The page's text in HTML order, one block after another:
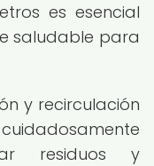
es esencial
saludable para
y recirculación
residuos y